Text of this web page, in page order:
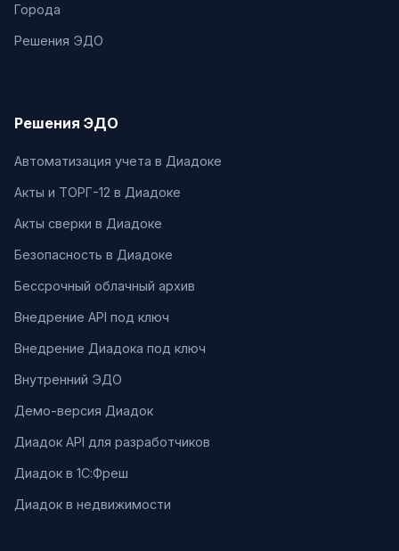
Города
Решения ЭДО
Решения ЭДО
Автоматизация учета в Диадоке
Акты и ТОРГ-12 в Диадоке
Акты сверки в Диадоке
Безопасность в Диадоке
Бессрочный облачный архив
Внедрение API под ключ
Внедрение Диадока под ключ
Внутренний ЭДО
Демо-версия Диадок
Диадок API для разработчиков
Диадок в 1С:Фреш
Диадок в недвижимости